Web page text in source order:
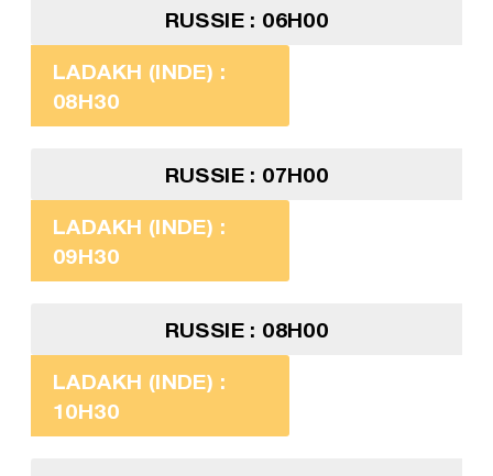
RUSSIE : 06H00
LADAKH (INDE) :
08H30
RUSSIE : 07H00
LADAKH (INDE) :
09H30
RUSSIE : 08H00
LADAKH (INDE) :
10H30